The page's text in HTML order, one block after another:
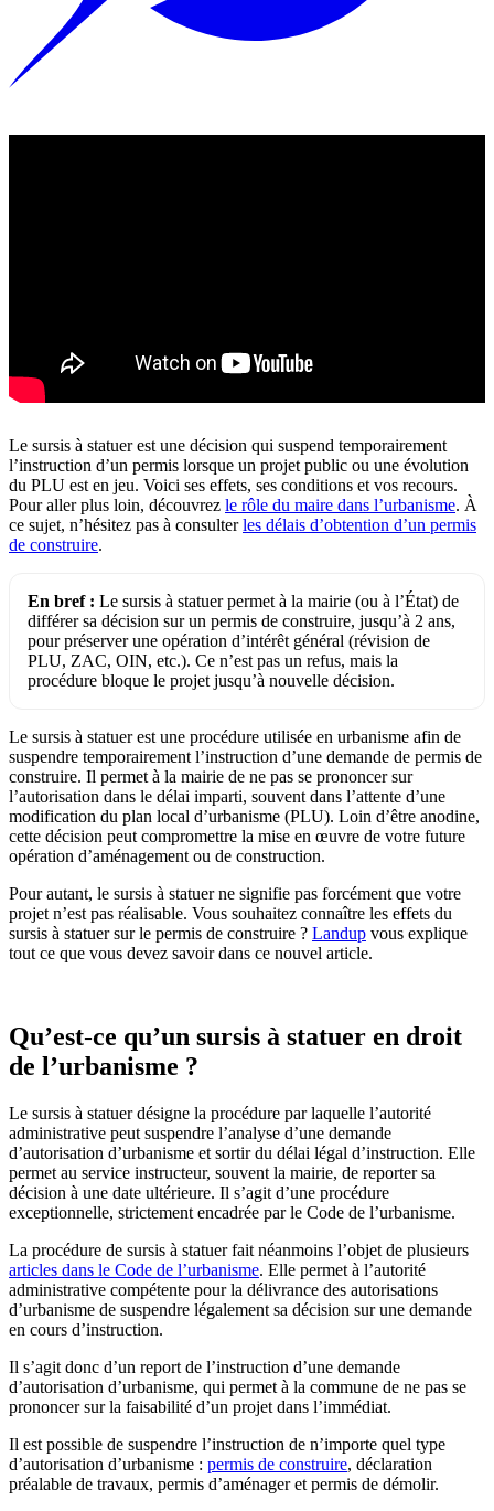
Le sursis à statuer est une décision qui suspend temporairement
l’instruction d’un permis lorsque un projet public ou une évolution
du PLU est en jeu. Voici ses effets, ses conditions et vos recours.
Pour aller plus loin, découvrez le rôle du maire dans l’urbanisme. À
ce sujet, n’hésitez pas à consulterles délais d’obtention d’un permis
de construire.
En bref : Le sursis à statuer permet à la mairie (ou à l’État) de
différer sa décision sur un permis de construire, jusqu’à 2 ans,
pour préserver une opération d’intérêt général (révision de
PLU, ZAC, OIN, etc.). Ce n’est pas un refus, mais la
procédure bloque le projet jusqu’à nouvelle décision.
Le sursis à statuer est une procédure utilisée en urbanisme afin de
suspendre temporairement l’instruction d’une demande de permis de
construire. Il permet à la mairie de ne pas se prononcer sur
l’autorisation dans le délai imparti, souvent dans l’attente d’une
modification du plan local d’urbanisme (PLU). Loin d’être anodine,
cette décision peut compromettre la mise en œuvre de votre future
opération d’aménagement ou de construction.
Pour autant, le sursis à statuer ne signifie pas forcément que votre
projet n’est pas réalisable. Vous souhaitez connaître les effets du
sursis à statuer sur le permis de construire ? Landup vous explique
tout ce que vous devez savoir dans ce nouvel article.
Qu’est-ce qu’un sursis à statuer en droit
de l’urbanisme ?
Le sursis à statuer désigne la procédure par laquelle l’autorité
administrative peut suspendre l’analyse d’une demande
d’autorisation d’urbanisme et sortir du délai légal d’instruction. Elle
permet au service instructeur, souvent la mairie, de reporter sa
décision à une date ultérieure. Il s’agit d’une procédure
exceptionnelle, strictement encadrée par le Code de l’urbanisme.
La procédure de sursis à statuer fait néanmoins l’objet de plusieurs
articles dans le Code de l’urbanisme. Elle permet à l’autorité
administrative compétente pour la délivrance des autorisations
d’urbanisme de suspendre légalement sa décision sur une demande
en cours d’instruction.
Il s’agit donc d’un report de l’instruction d’une demande
d’autorisation d’urbanisme, qui permet à la commune de ne pas se
prononcer sur la faisabilité d’un projet dans l’immédiat.
Il est possible de suspendre l’instruction de n’importe quel type
d’autorisation d’urbanisme : permis de construire, déclaration
préalable de travaux, permis d’aménager et permis de démolir.